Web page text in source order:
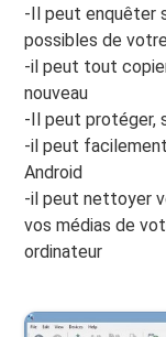
-Il peut enquêter
possibles de
-il peut tout
nouveau
-Il peut protéger,
-il peut
Android
-il peut nettoyer
vos médias de
ordinateur